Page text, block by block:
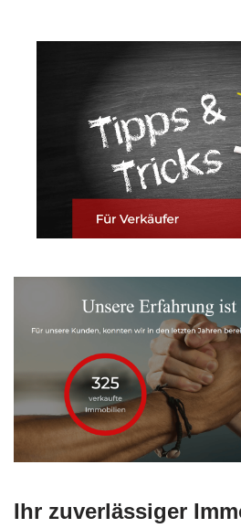
Ihr zuverlässiger